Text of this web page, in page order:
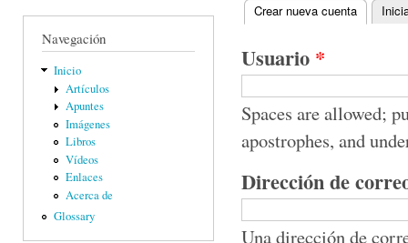
Navegación
Inicio
Artículos
Apuntes
Imágenes
Libros
Vídeos
Enlaces
Acerca de
Glossary
Primary tabs
Crear nueva cuenta (active
Usuario *
Spaces are allowed;
apostrophes, and
Dirección de
Una dirección de